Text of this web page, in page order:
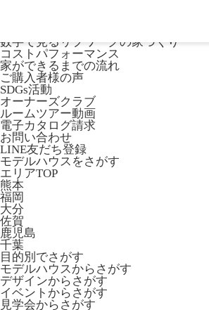
数字で見るリブワークの家づくり
コストパフォーマンス
家ができるまでの流れ
ご購入者様の声
SDGs活動
オーナーズクラブ
ルームツアー動画
電子カタログ請求
お問い合わせ
LINE友だち登録
モデルハウスをさがす
エリアTOP
熊本
福岡
大分
佐賀
鹿児島
千葉
目的別でさがす
モデルハウスからさがす
デザインからさがす
イベントからさがす
見学会からさがす